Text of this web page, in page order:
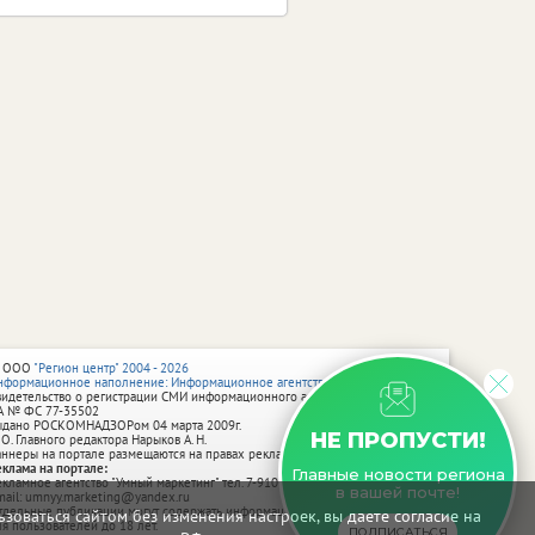
сайтом без изменения настроек, вы даете согласие на
НЕ ПРОПУСТИ!
Главные новости региона
в вашей почте!
"Регион центр" 2004 - 2026
наполнение: Информационное агентство vRossii.ru
о регистрации СМИ информационного агентства vRossii.ru
№ ФС 77‑35502
РОСКОМНАДЗОРом 04 марта 2009г.
Главного редактора Нарыков А. Н.
на портале размещаются на правах рекламы.
на портале:
агентство "Умный маркетинг" тел. 7-910-267-70-40,
umnyy.marketing@yandex.ru
публикации могут содержать информацию, не предназначенную
пользователей до 18 лет.